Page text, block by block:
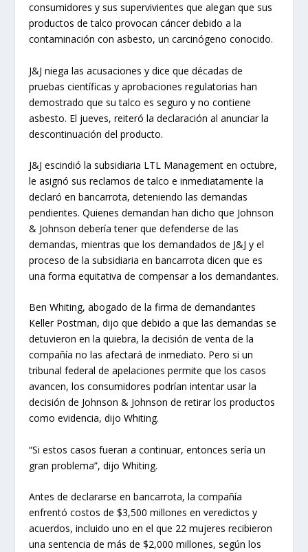
consumidores y sus supervivientes que alegan que sus
productos de talco provocan cáncer debido a la
contaminación con asbesto, un carcinógeno conocido.
J&J niega las acusaciones y dice que décadas de
pruebas científicas y aprobaciones regulatorias han
demostrado que su talco es seguro y no contiene
asbesto. El jueves, reiteró la declaración al anunciar la
descontinuación del producto.
J&J escindió la subsidiaria LTL Management en octubre,
le asignó sus reclamos de talco e inmediatamente la
declaró en bancarrota, deteniendo las demandas
pendientes. Quienes demandan han dicho que Johnson
& Johnson debería tener que defenderse de las
demandas, mientras que los demandados de J&J y el
proceso de la subsidiaria en bancarrota dicen que es
una forma equitativa de compensar a los demandantes.
Ben Whiting, abogado de la firma de demandantes
Keller Postman, dijo que debido a que las demandas se
detuvieron en la quiebra, la decisión de venta de la
compañía no las afectará de inmediato. Pero si un
tribunal federal de apelaciones permite que los casos
avancen, los consumidores podrían intentar usar la
decisión de Johnson & Johnson de retirar los productos
como evidencia, dijo Whiting.
“Si estos casos fueran a continuar, entonces sería un
gran problema”, dijo Whiting.
Antes de declararse en bancarrota, la compañía
enfrentó costos de $3,500 millones en veredictos y
acuerdos, incluido uno en el que 22 mujeres recibieron
una sentencia de más de $2,000 millones, según los